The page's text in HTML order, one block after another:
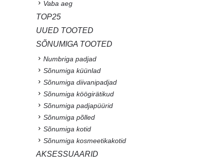
Vaba aeg
TOP25
UUED TOOTED
SÕNUMIGA TOOTED
Numbriga padjad
Sõnumiga küünlad
Sõnumiga diivanipadjad
Sõnumiga köögirätikud
Sõnumiga padjapüürid
Sõnumiga põlled
Sõnumiga kotid
Sõnumiga kosmeetikakotid
AKSESSUAARID